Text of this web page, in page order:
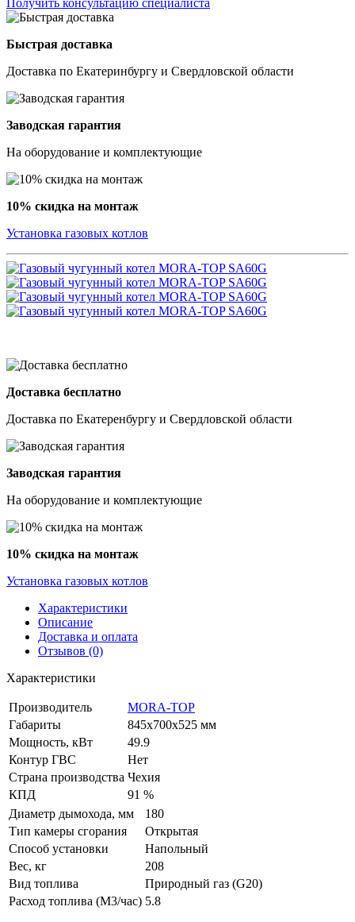
Быстрая доставка
Доставка по Екатеринбургу и Свердловской области
Заводская гарантия
На оборудование и комплектующие
10% скидка на монтаж
Установка газовых котлов
Доставка бесплатно
Доставка по Екатеренбургу и Свердловской области
Заводская гарантия
На оборудование и комплектующие
10% скидка на монтаж
Установка газовых котлов
Характеристики
Описание
Доставка и оплата
Отзывов (0)
Характеристики
Производитель
MORA-TOP
Габариты
845x700x525 мм
Мощность, кВт
49.9
Контур ГВС
Нет
Страна производства Чехия
КПД
91 %
Диаметр дымохода, мм
180
Тип камеры сгорания
Открытая
Способ установки
Напольный
Вес, кг
208
Вид топлива
Природный газ (G20)
Расход топлива (М3/час) 5.8